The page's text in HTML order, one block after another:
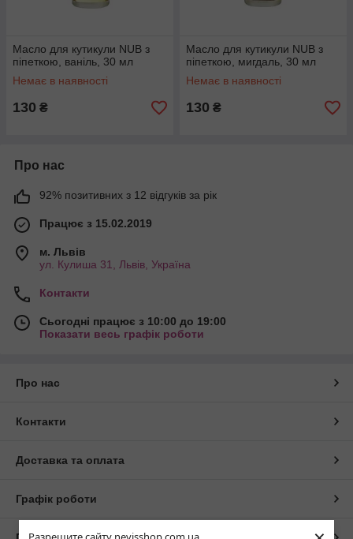
Масло для кутикули NUB з
піпеткою, ваніль, 30 мл
Немає в наявності
130 ₴
Масло для кутикули NUB з
піпеткою, мигдаль, 30 мл
Немає в наявності
130 ₴
Про нас
92% позитивних з 12 відгуків за рік
Працює з 15.02.2019
м. Львів
ул. Кулиша 31, Львів, Україна
Контакти
Сьогодні працює з 10:00 до 19:00
Показати весь графік роботи
Про нас
Контакти
Доставка та оплата
Графік роботи